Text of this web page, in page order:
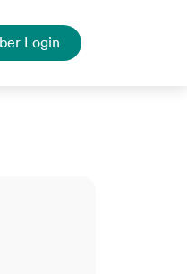
Login